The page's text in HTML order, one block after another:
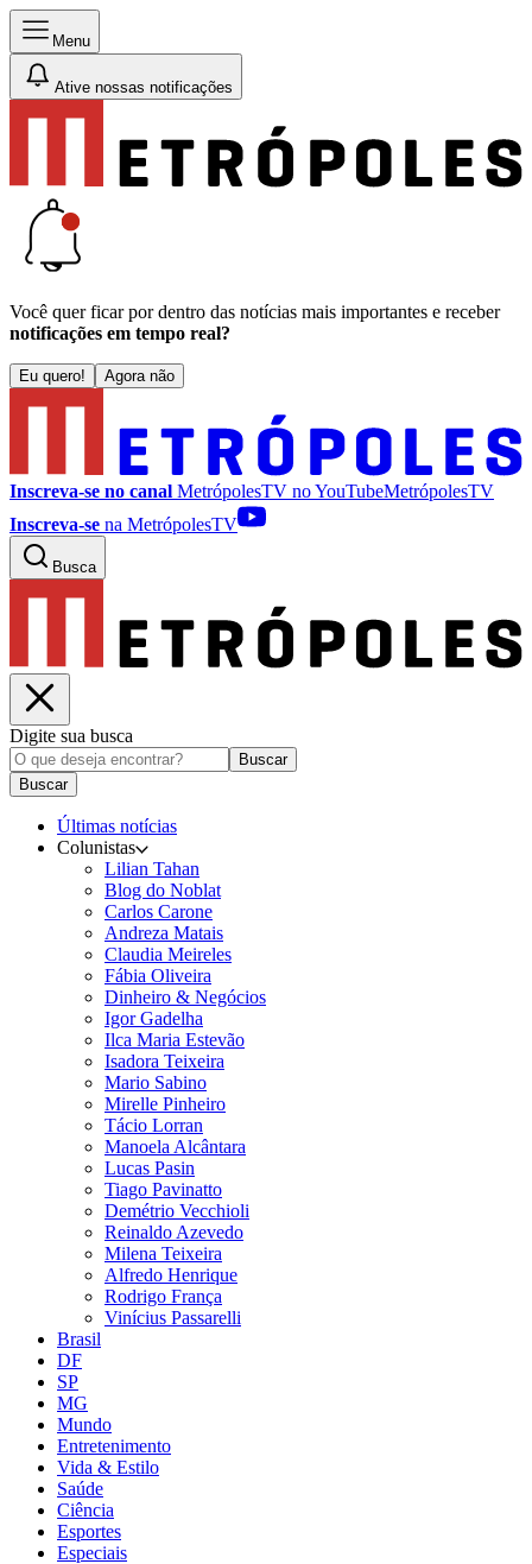
Menu
Ative nossas notificações
Você quer ficar por dentro das notícias mais importantes e receber
notificações em tempo real?
Eu quero! Agora não
Inscreva-se no canal MetrópolesTV noYouTubeMetrópolesTV
Inscreva-se na MetrópolesTV
Busca
Digite sua busca
Buscar
Buscar
Últimas notícias
Colunistas
Lilian Tahan
Blog do Noblat
Carlos Carone
Andreza Matais
Claudia Meireles
Fábia Oliveira
Dinheiro & Negócios
Igor Gadelha
Ilca Maria Estevão
Isadora Teixeira
Mario Sabino
Mirelle Pinheiro
Tácio Lorran
Manoela Alcântara
Lucas Pasin
Tiago Pavinatto
Demétrio Vecchioli
Reinaldo Azevedo
Milena Teixeira
Alfredo Henrique
Rodrigo França
Vinícius Passarelli
Brasil
DF
SP
MG
Mundo
Entretenimento
Vida & Estilo
Saúde
Ciência
Esportes
Especiais